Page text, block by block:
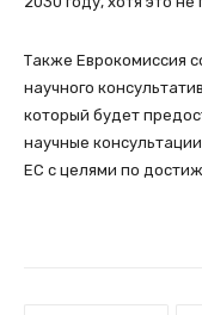
Также Еврокомиссия
научного
который будет
научные
ЕС с целями по